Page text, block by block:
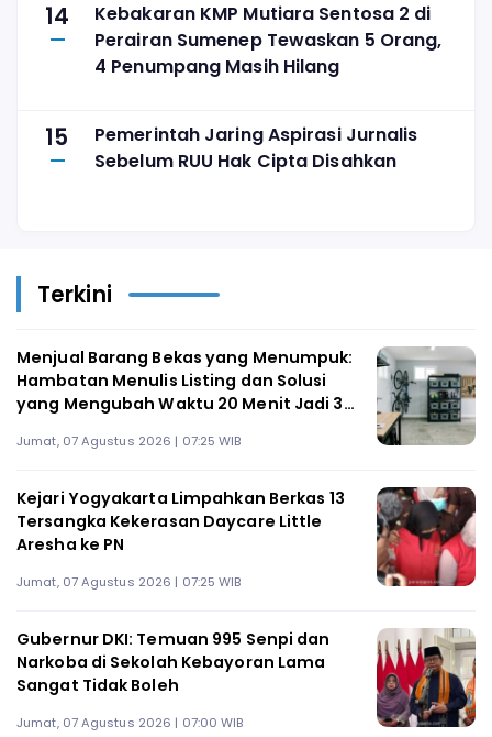
14
Kebakaran KMP Mutiara Sentosa 2 di
Perairan Sumenep Tewaskan 5 Orang,
4 Penumpang Masih Hilang
15
Pemerintah Jaring Aspirasi Jurnalis
Sebelum RUU Hak Cipta Disahkan
Terkini
Menjual Barang Bekas yang Menumpuk:
Hambatan Menulis Listing dan Solusi
yang Mengubah Waktu 20 Menit Jadi 3
Jumat, 07 Agustus 2026 | 07:25 WIB
Kejari Yogyakarta Limpahkan Berkas 13
Tersangka Kekerasan Daycare Little
Aresha ke PN
Jumat, 07 Agustus 2026 | 07:25 WIB
Gubernur DKI: Temuan 995 Senpi dan
Narkoba di Sekolah Kebayoran Lama
Sangat Tidak Boleh
Jumat, 07 Agustus 2026 | 07:00 WIB